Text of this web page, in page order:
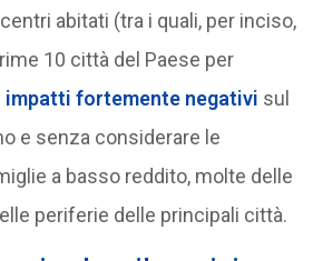
abitati (tra i quali, per inciso,
10 città del Paese per
impatti fortemente negativi sul
e senza considerare le
a basso reddito, molte delle
periferie delle principali città.